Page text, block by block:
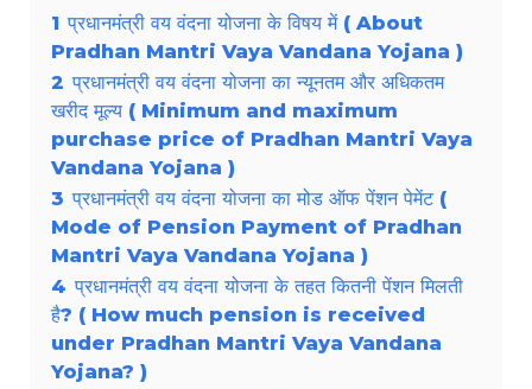
1 प्रधानमंत्री वय वंदना योजना के विषय में ( About
Pradhan Mantri Vaya Vandana Yojana )
2 प्रधानमंत्री वय वंदना योजना का न्यूनतम और अधिकतम
खरीद मूल्य ( Minimum and maximum
purchase price of Pradhan Mantri Vaya
Vandana Yojana )
3 प्रधानमंत्री वय वंदना योजना का मोड ऑफ पेंशन पेमेंट (
Mode of Pension Payment of Pradhan
Mantri Vaya Vandana Yojana )
4 प्रधानमंत्री वय वंदना योजना के तहत कितनी पेंशन मिलती
है? ( How much pension is received
under Pradhan Mantri Vaya Vandana
Yojana? )